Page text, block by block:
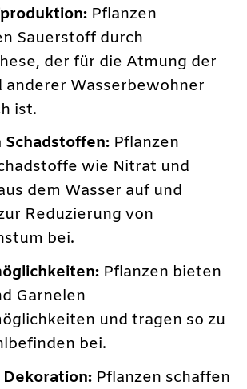
Pflanzen
Sauerstoff durch
der für die Atmung der
anderer Wasserbewohner
ist.
Schadstoffen: Pflanzen
wie Nitrat und
dem Wasser auf und
Reduzierung von
bei.
Pflanzen bieten
Garnelen
und tragen so zu
bei.
Pflanzen schaffen